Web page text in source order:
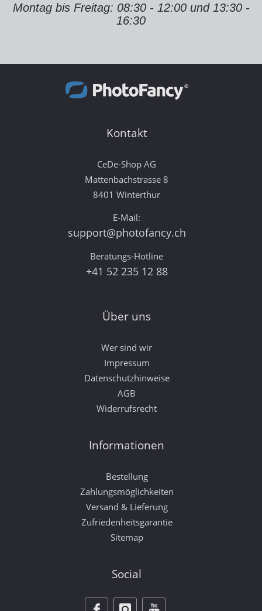
Montag bis Freitag: 08:30 - 12:00 und 13:30 -
16:30
Kontakt
CeDe-Shop AG
Mattenbachstrasse 8
8401 Winterthur
E-Mail:
support@photofancy.ch
Beratungs-Hotline
+41 52 235 12 88
Über uns
Wer sind wir
Impressum
Datenschutzhinweise
AGB
Widerrufsrecht
Informationen
Bestellung
Zahlungsmöglichkeiten
Versand & Lieferung
Zufriedenheitsgarantie
Sitemap
Social